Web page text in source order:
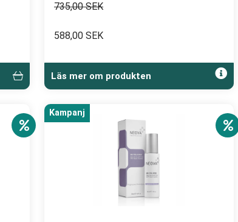
735,00 SEK
588,00 SEK
Läs mer om produkten
Kampanj